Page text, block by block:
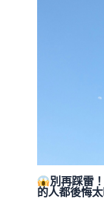
別再踩雷
的人都後悔太